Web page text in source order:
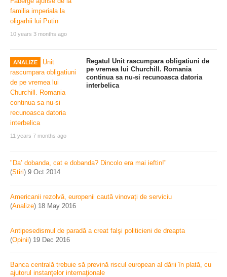
10 years 3 months ago
ANALIZE
11 years 7 months ago
Regatul Unit rascumpara obligatiuni de
pe vremea lui Churchill. Romania
continua sa nu-si recunoasca datoria
interbelica
"Da’ dobanda, cat e dobanda? Dincolo era mai ieftin!"
(Stiri) 9 Oct 2014
Americanii rezolvă, europenii caută vinovați de serviciu
(Analize) 18 May 2016
Antipesedismul de paradă a creat falşi politicieni de dreapta
(Opinii) 19 Dec 2016
Banca centrală trebuie să prevină riscul european al dării în plată, cu
ajutorul instanţelor internaţionale